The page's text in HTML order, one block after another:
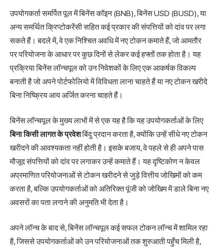
उपयोगकर्ता समर्पित पूल में बिनेंस कॉइन (BNB), बिनेंस USD (BUSD), या
अन्य समर्थित क्रिप्टोकरेंसी सहित कई प्रकार की संपत्तियों को दांव पर लगा
सकते हैं। बदले में, वे एक निश्चित अवधि में नए टोकन कमाते हैं, जो आमतौर
पर परियोजना के आधार पर कुछ दिनों से लेकर कई हफ्तों तक होता है। यह
प्रक्रिया बिनेंस लॉन्चपूल को उन निवेशकों के लिए एक आकर्षक विकल्प
बनाती है जो अपने पोर्टफोलियो में विविधता लाना चाहते हैं या नए टोकन खरीदे
बिना निष्क्रिय आय अर्जित करना चाहते हैं।
बिनेंस लॉन्चपूल के मुख्य लाभों में से एक यह है कि यह उपयोगकर्ताओं के लिए
बिना किसी लागत के प्रवेशबिंदु प्रदान करता है, क्योंकि उन्हें सीधे नए टोकन
खरीदने की आवश्यकता नहीं होती है। इसके बजाय, वे पहले से ही अपने पास
मौजूद संपत्तियों को दांव पर लगाकर उन्हें कमाते हैं। यह दृष्टिकोण न केवल
अप्रमाणित परियोजनाओं से टोकन खरीदने से जुड़े वित्तीय जोखिमों को कम
करता है, बल्कि उपयोगकर्ताओं को अतिरिक्त पूंजी को जोखिम में डाले बिना नए
अवसरों का पता लगाने की अनुमति भी देता है।
अपने लॉन्च के बाद से, बिनेंस लॉन्चपूल कई सफल टोकन लॉन्च में शामिल रहा
है, जिससे उपयोगकर्ताओं को उन परियोजनाओं तक शुरुआती पहुँच मिली है,